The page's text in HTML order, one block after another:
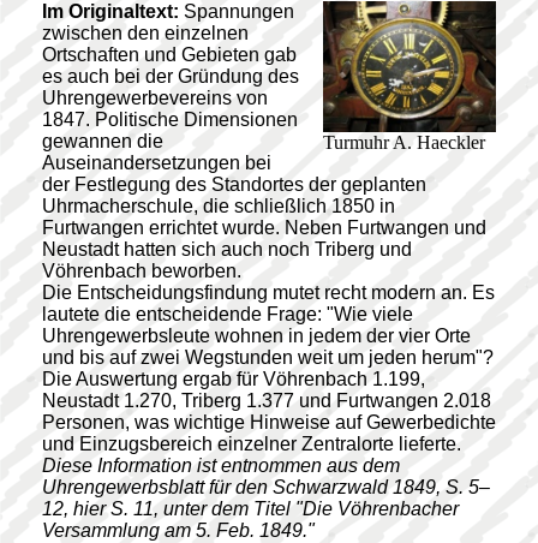
Turmuhr A. Haeckler
Im Originaltext: Spannungen
zwischen den einzelnen
Ortschaften und Gebieten gab
es auch bei der Gründung des
Uhrengewerbevereins von
1847. Politische Dimensionen
gewannen die
Auseinandersetzungen bei
der Festlegung des Standortes der geplanten
Uhrmacherschule, die schließlich 1850 in
Furtwangen errichtet wurde. Neben Furtwangen und
Neustadt hatten sich auch noch Triberg und
Vöhrenbach beworben.
Die Entscheidungsfindung mutet recht modern an. Es
lautete die entscheidende Frage: "Wie viele
Uhrengewerbsleute wohnen in jedem der vier Orte
und bis auf zwei Wegstunden weit um jeden herum"?
Die Auswertung ergab für Vöhrenbach 1.199,
Neustadt 1.270, Triberg 1.377 und Furtwangen 2.018
Personen, was wichtige Hinweise auf Gewerbedichte
und Einzugsbereich einzelner Zentralorte lieferte.
Diese Information ist entnommen aus dem
Uhrengewerbsblatt für den Schwarzwald 1849, S. 5–
12, hier S. 11, unter dem Titel "Die Vöhrenbacher
Versammlung am 5. Feb. 1849."